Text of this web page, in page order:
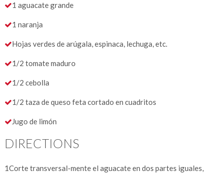
1 aguacate grande
1 naranja
Hojas verdes de arúgala, espinaca, lechuga, etc.
1/2 tomate maduro
1/2 cebolla
1/2 taza de queso feta cortado en cuadritos
Jugo de limón
DIRECTIONS
1Corte transversal-mente el aguacate en dos partes iguales,